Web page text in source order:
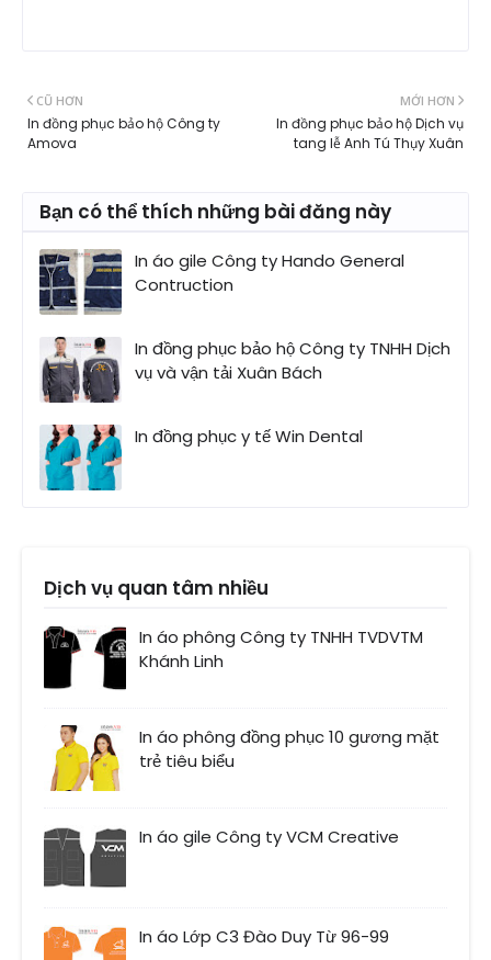
MỚI HƠN
In đồng phục bảo hộ Dịch vụ
tang lễ Anh Tú Thụy Xuân
CŨ HƠN
In đồng phục bảo hộ Công ty
Amova
Bạn có thể thích những bài đăng này
In áo gile Công ty Hando General
Contruction
In đồng phục bảo hộ Công ty TNHH Dịch
vụ và vận tải Xuân Bách
In đồng phục y tế Win Dental
Dịch vụ quan tâm nhiều
In áo phông Công ty TNHH TVDVTM
Khánh Linh
In áo phông đồng phục 10 gương mặt
trẻ tiêu biểu
In áo gile Công ty VCM Creative
In áo Lớp C3 Đào Duy Từ 96-99